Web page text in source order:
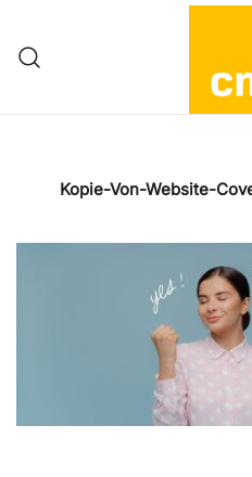
Inhalt
springen
Kopie-Von-Website-